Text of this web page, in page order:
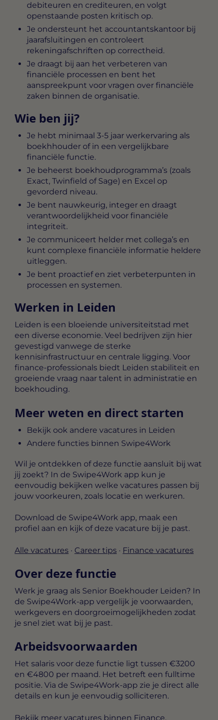
debiteuren en crediteuren, en volgt
openstaande posten kritisch op.
Je ondersteunt het accountantskantoor bij
jaarafsluitingen en controleert
rekeningafschriften op correctheid.
Je draagt bij aan het verbeteren van
financiële processen en bent het
aanspreekpunt voor vragen over financiële
zaken binnen de organisatie.
Wie ben jij?
Je hebt minimaal 3-5 jaar werkervaring als
boekhhouder of in een vergelijkbare
financiële functie.
Je beheerst boekhoudprogramma’s (zoals
Exact, Twinfield of Sage) en Excel op
gevorderd niveau.
Je bent nauwkeurig, integer en draagt
verantwoordelijkheid voor financiële
integriteit.
Je communiceert helder met collega’s en
kunt complexe financiële informatie heldere
uitleggen.
Je bent proactief en ziet verbeterpunten in
processen en systemen.
Werken in Leiden
Leiden is een bloeiende universiteitstad met
een diverse economie. Veel bedrijven zijn hier
gevestigd vanwege de sterke
kennisinfrastructuur en centrale ligging. Voor
finance-professionals biedt Leiden stabiliteit en
groeiende vraag naar talent in administratie en
boekhouding.
Meer weten en direct starten
Bekijk ook andere vacatures in Leiden
Andere functies binnen Swipe4Work
Wil je ontdekken of deze functie aansluit bij wat
jij zoekt? In de Swipe4Work app kun je
eenvoudig bekijken welke vacatures passen bij
jouw voorkeuren, zoals locatie en werkuren.
Download de Swipe4Work app, maak een
profiel aan en kijk of deze vacature bij je past.
Alle vacatures · Career tips · Finance vacatures
Over deze functie
Werk je graag als Senior Boekhouder Leiden? In
de Swipe4Work-app vergelijk je voorwaarden,
werkgevers en doorgroeimogelijkheden zodat
je snel ziet wat bij je past.
Arbeidsvoorwaarden
Het salaris voor deze functie ligt tussen €3200
en €4800 per maand . Het betreft een fulltime
positie. Via de Swipe4Work-app zie je direct alle
details en kun je eenvoudig solliciteren.
Bekijk meer vacatures binnen Finance.